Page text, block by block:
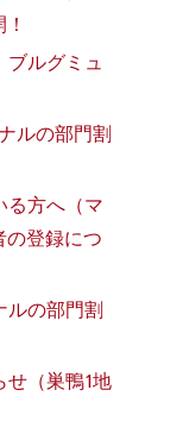
ルグミュ
ルの部門割
る方へ（マ
の登録につ
ルの部門割
（巣鴨1地